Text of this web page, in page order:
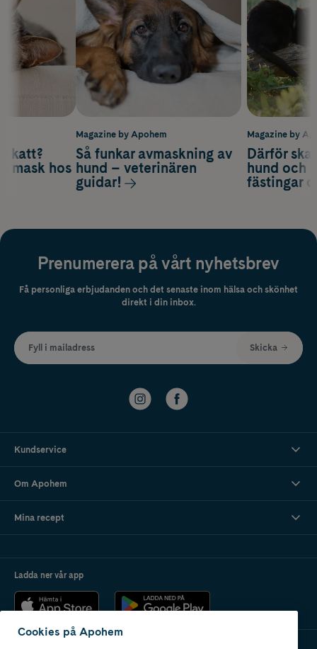
Magazine by
Därför
hund och
fästingar
katt?
mask hos
Magazine by Apohem
Så funkar avmaskning av
hund – veterinären
guidar!
Prenumerera på vårt nyhetsbrev
Få personliga erbjudanden och det senaste inom hälsa och skönhet
direkt i din inbox.
Fyll i mailadress Skicka
Kundservice
Om Apohem
Mina recept
Ladda ner vår app
Cookies på Apohem